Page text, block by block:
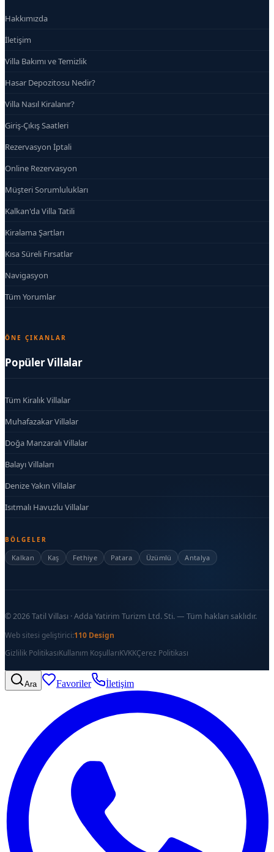
Hakkımızda
İletişim
Villa Bakımı ve Temizlik
Hasar Depozitosu Nedir?
Villa Nasıl Kiralanır?
Giriş-Çıkış Saatleri
Rezervasyon İptali
Online Rezervasyon
Müşteri Sorumlulukları
Kalkan'da Villa Tatili
Kiralama Şartları
Kısa Süreli Fırsatlar
Navigasyon
Tüm Yorumlar
ÖNE ÇIKANLAR
Popüler Villalar
Tüm Kiralık Villalar
Muhafazakar Villalar
Doğa Manzaralı Villalar
Balayı Villaları
Denize Yakın Villalar
Isıtmalı Havuzlu Villalar
BÖLGELER
Kalkan Kaş Fethiye Patara Üzümlü Antalya
©2026Tatil Villası · Adda Yatirim Turizm Ltd. Sti. — Tüm hakları saklıdır.
Web sitesi geliştirici:110 Design
Gizlilik PolitikasıKullanım KoşullarıKVKKÇerez Politikası
Ara Favoriler İletişim